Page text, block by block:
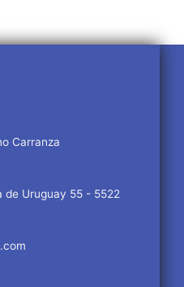
Carranza
de Uruguay 55 - 5522